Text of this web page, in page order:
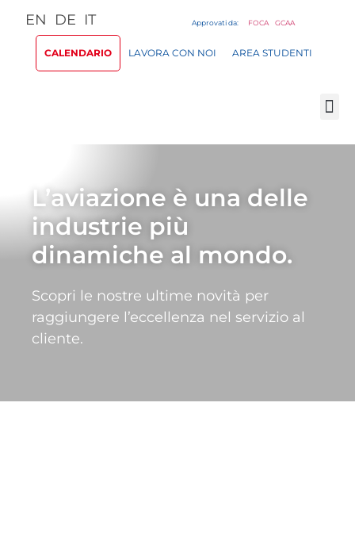
EN DE IT Approvati da: FOCA GCAA
CALENDARIO LAVORA CON NOI AREA STUDENTI
L’aviazione è una delle
industrie più
dinamiche al mondo.
Scopri le nostre ultime novità per
raggiungere l’eccellenza nel servizio al
cliente.